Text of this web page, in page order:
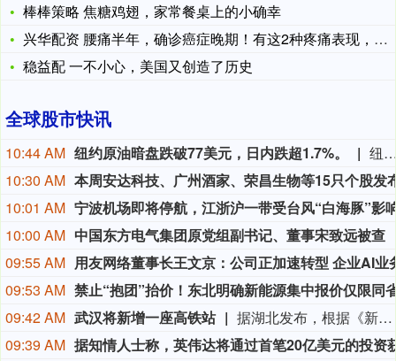
棒棒策略 焦糖鸡翅，家常餐桌上的小确幸
兴华配资 腰痛半年，确诊癌症晚期！有这2种疼痛表现，真的不能
稳益配 一不小心，美国又创造了历史
全球股市快讯
10:44 AM 纽约原油暗盘跌破77美元，日内跌超1.7%。
纽约原油暗盘跌破77美元
10:30 AM
10:01 AM
10:00 AM 中国东方电气集团原党组副书记、董事宋致远被查
09:55 AM
09:53 AM
09:42 AM 武汉将新增一座高铁站
据湖北发布，根据《新建合肥至武汉高速铁路长江新区站站房工程及天河站站区相关工程HWZF-1(HBSJ-202401TL-010023001)资审文件公告》，长江新区站计划开工时间和竣工时间均已明确：计划开工日期2026年9月1日，计划竣工日期2028年6月30日，计划工期668日历天。长江新区站位于武汉中北部，北靠黄陂区，南依长江新城。车站西距武汉天河站22.86km，东距红安站24.726km。
09:39 AM